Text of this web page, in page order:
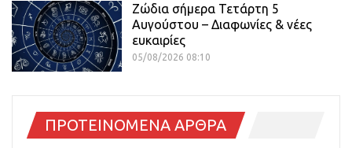
Ζώδια σήμερα Τετάρτη 5
Αυγούστου – Διαφωνίες & νέες
ευκαιρίες
05/08/2026 08:10
ΠΡΟΤΕΙΝΟΜΕΝΑ ΑΡΘΡΑ